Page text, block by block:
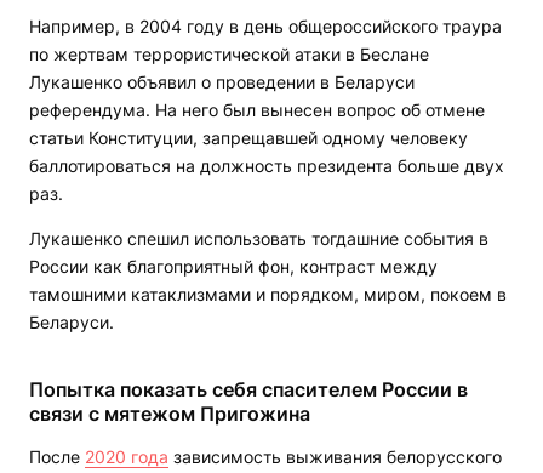
Например, в 2004 году в день общероссийского траура
по жертвам террористической атаки в Беслане
Лукашенко объявил о проведении в Беларуси
референдума. На него был вынесен вопрос об отмене
статьи Конституции, запрещавшей одному человеку
баллотироваться на должность президента больше двух
раз.
Лукашенко спешил использовать тогдашние события в
России как благоприятный фон, контраст между
тамошними катаклизмами и порядком, миром, покоем в
Беларуси.
Попытка показать себя спасителем России в
связи с мятежом Пригожина
После 2020 года зависимость выживания белорусского